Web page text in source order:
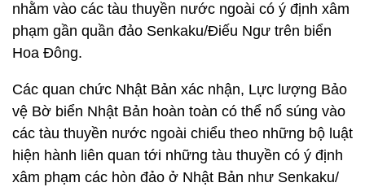
nhằm vào các tàu thuyền nước ngoài có ý định xâm
phạm gần quần đảo Senkaku/Điếu Ngư trên biển
Hoa Đông.
Các quan chức Nhật Bản xác nhận, Lực lượng Bảo
vệ Bờ biển Nhật Bản hoàn toàn có thể nổ súng vào
các tàu thuyền nước ngoài chiểu theo những bộ luật
hiện hành liên quan tới những tàu thuyền có ý định
xâm phạm các hòn đảo ở Nhật Bản như Senkaku/